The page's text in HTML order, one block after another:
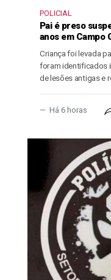
POLICIAL
Pai é preso
anos em Campo
Criança foi levada
foram identificados
de lesões antigas e
Há 6 horas